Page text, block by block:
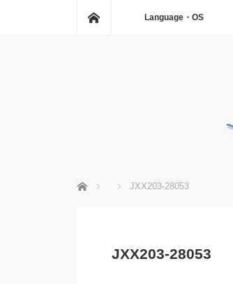
Language・OS
ホーム JXX203-28053
JXX203-28053